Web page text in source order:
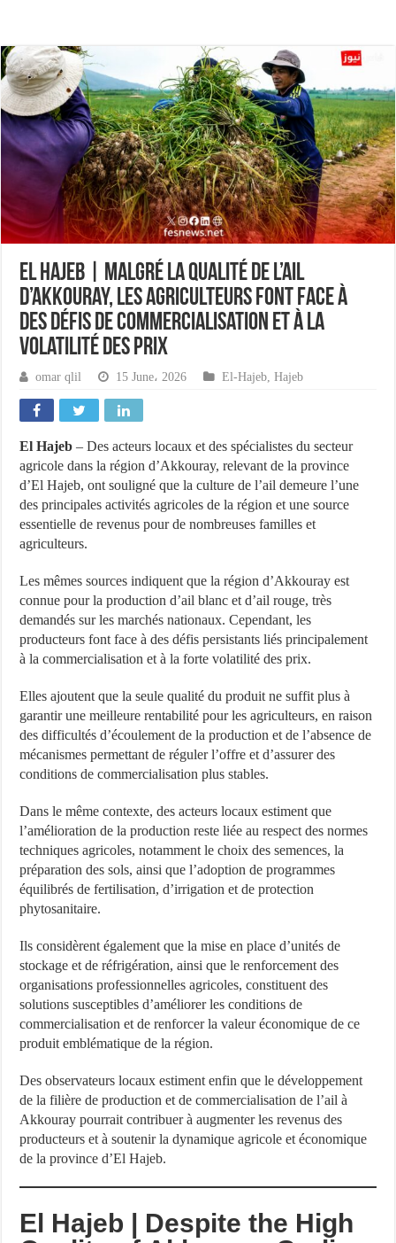
El Hajeb | Malgré la qualité de l’ail
d’Akkouray, les agriculteurs font face à
des défis de commercialisation et à la
volatilité des prix
omar qlil 15 June، 2026 El-Hajeb ,Hajeb
El Hajeb – Des acteurs locaux et des spécialistes du secteur
agricole dans la région d’Akkouray, relevant de la province
d’El Hajeb, ont souligné que la culture de l’ail demeure l’une
des principales activités agricoles de la région et une source
essentielle de revenus pour de nombreuses familles et
agriculteurs.
Les mêmes sources indiquent que la région d’Akkouray est
connue pour la production d’ail blanc et d’ail rouge, très
demandés sur les marchés nationaux. Cependant, les
producteurs font face à des défis persistants liés principalement
à la commercialisation et à la forte volatilité des prix.
Elles ajoutent que la seule qualité du produit ne suffit plus à
garantir une meilleure rentabilité pour les agriculteurs, en raison
des difficultés d’écoulement de la production et de l’absence de
mécanismes permettant de réguler l’offre et d’assurer des
conditions de commercialisation plus stables.
Dans le même contexte, des acteurs locaux estiment que
l’amélioration de la production reste liée au respect des normes
techniques agricoles, notamment le choix des semences, la
préparation des sols, ainsi que l’adoption de programmes
équilibrés de fertilisation, d’irrigation et de protection
phytosanitaire.
Ils considèrent également que la mise en place d’unités de
stockage et de réfrigération, ainsi que le renforcement des
organisations professionnelles agricoles, constituent des
solutions susceptibles d’améliorer les conditions de
commercialisation et de renforcer la valeur économique de ce
produit emblématique de la région.
Des observateurs locaux estiment enfin que le développement
de la filière de production et de commercialisation de l’ail à
Akkouray pourrait contribuer à augmenter les revenus des
producteurs et à soutenir la dynamique agricole et économique
de la province d’El Hajeb.
El Hajeb | Despite the High